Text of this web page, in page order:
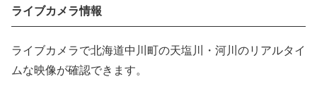
ライブカメラ情報
ライブカメラで北海道中川町の天塩川・河川のリアルタイ
ムな映像が確認できます。